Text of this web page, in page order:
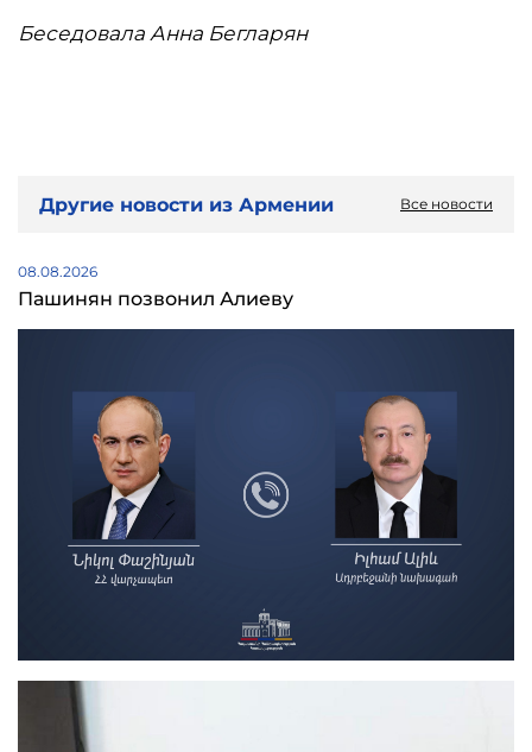
Беседовала Анна Бегларян
Другие новости из Армении Все новости
08.08.2026
Пашинян позвонил Алиеву